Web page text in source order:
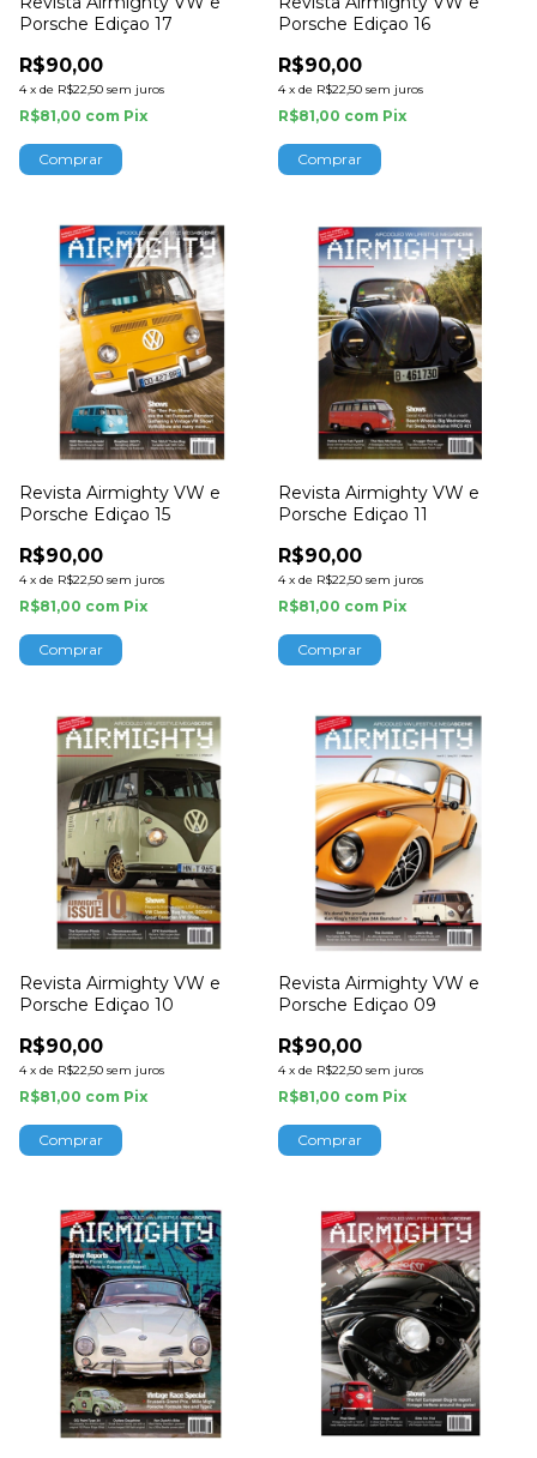
Porsche Ediçao 17
R$90,00
4 x de R$22,50 sem juros
R$81,00 com Pix
Porsche Ediçao 16
R$90,00
4 x de R$22,50 sem juros
R$81,00 com Pix
Revista Airmighty VW e
Porsche Ediçao 15
R$90,00
4 x de R$22,50 sem juros
R$81,00 com Pix
Revista Airmighty VW e
Porsche Ediçao 11
R$90,00
4 x de R$22,50 sem juros
R$81,00 com Pix
Revista Airmighty VW e
Porsche Ediçao 10
R$90,00
4 x de R$22,50 sem juros
R$81,00 com Pix
Revista Airmighty VW e
Porsche Ediçao 09
R$90,00
4 x de R$22,50 sem juros
R$81,00 com Pix